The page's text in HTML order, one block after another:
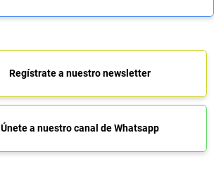
Regístrate a nuestro newsletter
Únete a nuestro canal de Whatsapp